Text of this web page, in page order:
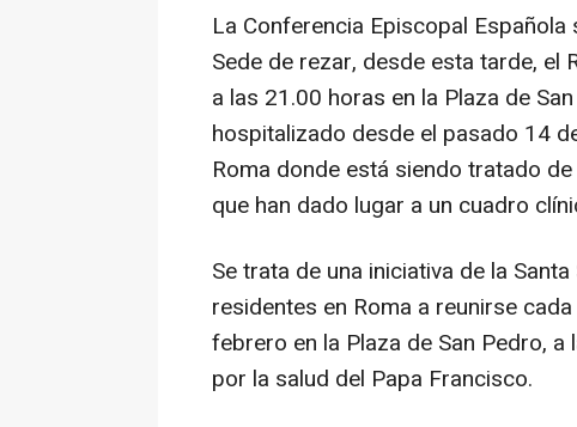
La Conferencia Episcopal
Sede de rezar, desde esta tarde,
a las 21.00 horas en la Plaza de
hospitalizado desde el pasado 14
Roma donde está siendo tratado
que han dado lugar a un cuadro
Se trata de una iniciativa de la
residentes en Roma a reunirse
febrero en la Plaza de San Pedro,
por la salud del Papa Francisco.